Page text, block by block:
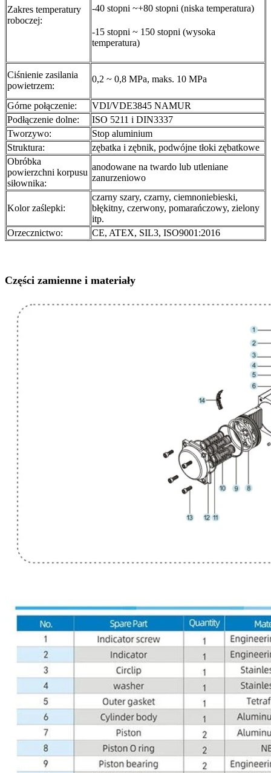
Zakres temperatury
roboczej:
-40 stopni ~+80 stopni (niska temperatura)
-15 stopni ~ 150 stopni (wysoka
temperatura)
Ciśnienie zasilania
powietrzem:
0,2 ~ 0,8 MPa, maks. 10 MPa
Górne połączenie:
VDI/VDE3845 NAMUR
Podłączenie dolne:
ISO 5211 i DIN3337
Tworzywo:
Stop aluminium
Struktura:
zębatka i zębnik, podwójne tłoki zębatkowe
Obróbka
powierzchni korpusu
siłownika:
anodowane na twardo lub utleniane
zanurzeniowo
Kolor zaślepki:
czarny szary, czarny, ciemnoniebieski,
błękitny, czerwony, pomarańczowy, zielony
itp.
Orzecznictwo:
CE, ATEX, SIL3, ISO9001:2016
Części zamienne i materiały